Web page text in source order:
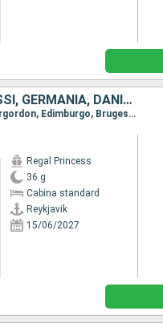
ISLANDA, CANADA, IRLANDA, REGNO UNITO, BELGIO, PAESI BASSI, GERMANIA, DANIMARCA, NORVEGIA
Itinerario : Reykjavik, Isafjordhur, Akureyri, Seydisfjordhur, Orcadi Meridionali, Invergordon, Edimburgo, Bruges, Southampton, Cornwall, Cobh, Dun Laoghaire, Belfast, Greenock, Southampton, Bruges, Amsterdam, Amburgo, Skagen, Copenhagen, Kristiansund, Skagen, Stavanger, Nordfjordeid, Molde, Akureyri, Isafjordhur, Grundarfjordur, Reykjavik
Regal Princess
36 g
Cabina standard
Reykjavik
15/06/2027